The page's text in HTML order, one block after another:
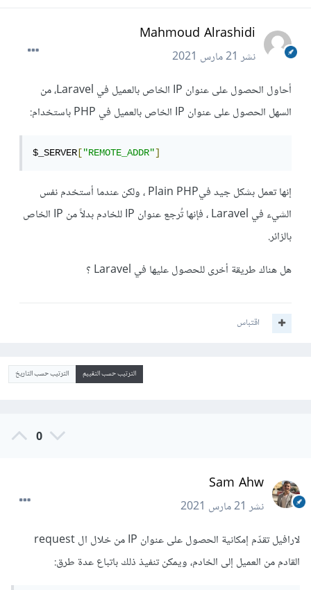
Mahmoud Alrashidi
نشر21 مارس 2021
أحاول الحصول على عنوان IP الخاص بالعميل في Laravel، من
السهل الحصول على عنوان IP الخاص بالعميل في PHP باستخدام:
$_SERVER ["REMOTE_ADDR"]
إنها تعمل بشكل جيد فيPlain PHP ، ولكن عندما أستخدم نفس
الشيء في Laravel ، فإنها تُرجع عنوان IP للخادم بدلاً من IP الخاص
بالزائر.
هل هناك طريقة أخرى للحصول عليها في Laravel ؟
اقتباس
الترتيب حسب التقييم الترتيب حسب التاريخ
0
Sam Ahw
نشر21 مارس 2021
لارافيل تقدّم إمكانية الحصول على عنوان IP من خلال ال request
القادم من العميل إلى الخادم، ويمكن تنفيذ ذلك باتباع عدة طرق: